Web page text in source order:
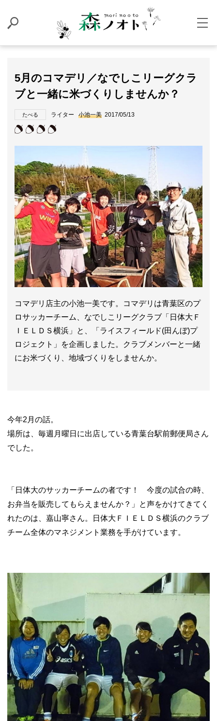
5月のコマデリ／なでしこリーグクラ
ブと一緒に米づくりしませんか？
たべる ライター 小池一美 2017/05/13
コマデリ店主の小池一美です。コマデリは青葉区のプ
ロサッカーチーム、なでしこリーグクラブ「日体大Ｆ
ＩＥＬＤＳ横浜」と、「ライスフィールド(田んぼ)プ
ロジェクト」を企画しました。クラブメンバーと一緒
にお米づくり、地域づくりをしませんか。
今年2月の話。
場所は、毎週月曜日に出店している青葉台駅前郵便局さん
でした。
「日体大のサッカーチームの者です！ 今度の試合の時、
お弁当を販売してもらえませんか？」と声をかけてきてく
れたのは、嘉山寧さん。日体大ＦＩＥＬＤＳ横浜のクラブ
チーム全体のマネジメント業務を手がけています。